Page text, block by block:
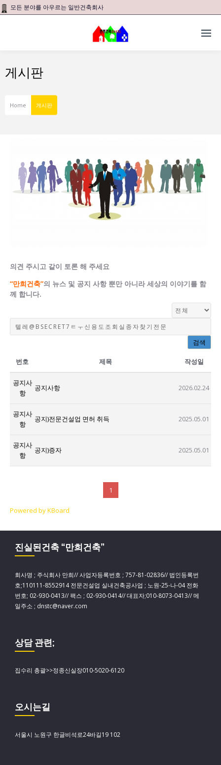
모든 분야를 아우르는 일반건축회사
게시판
Home 게시판
의견 주시고 같이 토론 해 주세요
“만희건축”의 뉴스 및 공지 사항 뿐만 아니라 세상의 이야기를 함
께 합니다.
검색
번호 제목 작성일
공지사
항
공지사항 2026.02.24
공지사
항
공지)전문건설업 면허 취득 2025.05.01
공지사
항
공지)증자 2025.05.01
1
Powered by KBoard
진실된건축 “만희건축”
회사명 ; 주식회사 만희// 사업자등록번호 ; 757-81-02836// 법인등록번
호;110111-8552914 전문건설업 실내건축공사업 ; 노원-25-나-04 전화
번호; 02-930-0413// 팩스 ; 02-930-0414// 대표자;010-8073-0413// 메
일주소 ; dnstc@naver.com
상담 관련;
집수리 총괄>>정종신실장010-5020-6120
오시는길
서울시 노원구 한글비석로24바길19 102